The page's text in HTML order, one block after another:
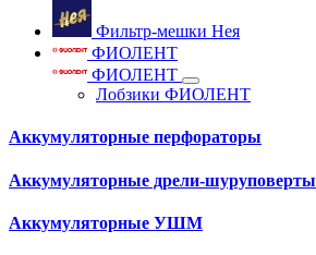
Фильтр-мешки Нея
ФИОЛЕНТ
ФИОЛЕНТ
Лобзики ФИОЛЕНТ
Аккумуляторные перфораторы
Аккумуляторные дрели-шуруповерты
Аккумуляторные УШМ